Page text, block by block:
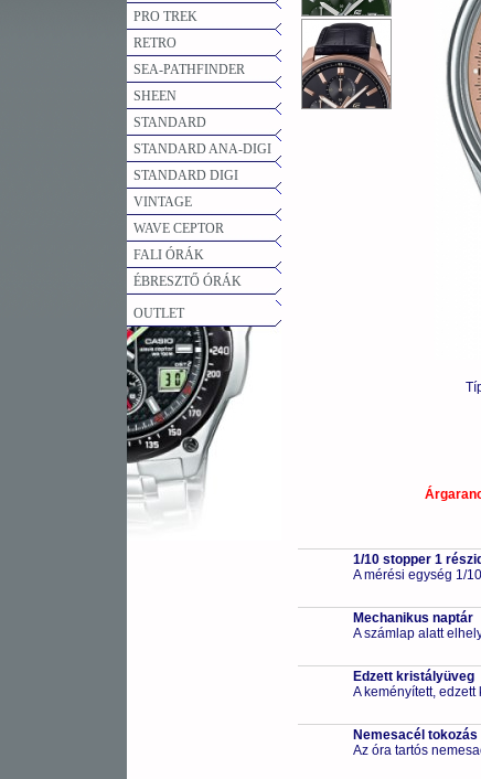
PRO TREK
RETRO
SEA-PATHFINDER
SHEEN
STANDARD
STANDARD ANA-DIGI
STANDARD DIGI
VINTAGE
WAVE CEPTOR
FALI ÓRÁK
ÉBRESZTŐ ÓRÁK
OUTLET
1/10 stopper 1
A mérési egység 1/
Mechanikus naptár
A számlap alatt
Edzett kristályüveg
A keményített,
Nemesacél tokozás
Az óra tartós